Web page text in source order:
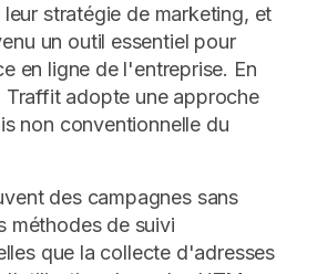
stratégie de marketing, et
un outil essentiel pour
en ligne de l'entreprise. En
Traffit adopte une approche
non conventionnelle du
des campagnes sans
méthodes de suivi
que la collecte d'adresses